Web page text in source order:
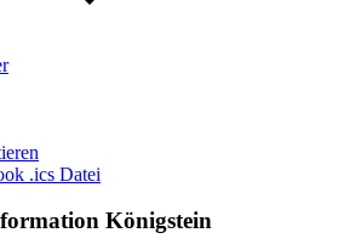
.ics Datei
Königstein